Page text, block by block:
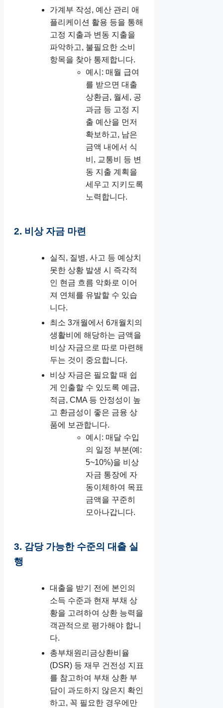
가계부 작성, 예산 관리 애
플리케이션 활용 등을 통해
고정 지출과 변동 지출을
파악하고, 불필요한 소비
항목을 찾아 통제합니다.
예시: 매월 급여
를 받으면 대출
상환금, 월세, 공
과금 등 고정 지
출 예산을 먼저
확보하고, 남은
금액 내에서 식
비, 교통비 등 변
동 지출 계획을
세우고 지키도록
노력합니다.
2. 비상 자금 마련
실직, 질병, 사고 등 예상치
못한 상황 발생 시 즉각적
인 현금 흐름 악화로 이어
져 연체를 유발할 수 있습
니다.
최소 3개월에서 6개월치의
생활비에 해당하는 금액을
비상 자금으로 따로 마련해
두는 것이 중요합니다.
비상 자금은 필요할 때 쉽
게 인출할 수 있도록 예금,
적금, CMA 등 안정성이 높
고 환금성이 좋은 금융 상
품에 보관합니다.
예시: 매달 수입
의 일정 부분(예:
5~10%)을 비상
자금 통장에 자
동이체하여 목표
금액을 꾸준히
모아나갑니다.
3. 감당 가능한 수준의 대출 실
행
대출을 받기 전에 본인의
소득 수준과 현재 부채 상
황을 고려하여 상환 능력을
객관적으로 평가해야 합니
다.
총부채원리금상환비율
(DSR) 등 재무 건전성 지표
를 참고하여 부채 상환 부
담이 과도하지 않은지 확인
하고, 꼭 필요한 경우에만